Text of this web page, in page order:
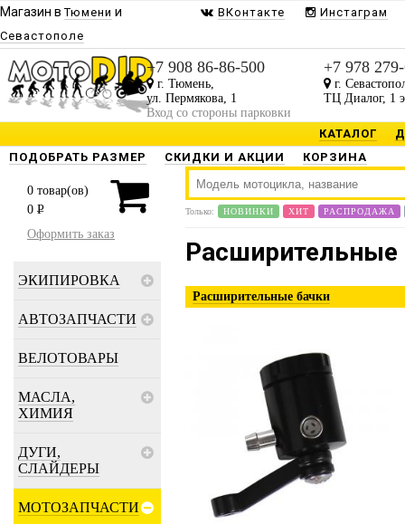
Магазин вТюмени и
Севастополе
ВКонтакте Инстаграм
+7 908 86-86-500
г. Тюмень,
ул. Пермякова, 1
Вход со стороны парковки
+7 978
г.
ТЦ Диалог, 1
КАТАЛОГ
ПОДОБРАТЬ РАЗМЕР
СКИДКИ И АКЦИИ КОРЗИНА
0 товар(ов)
0 P
Оформить заказ
ЭКИПИРОВКА
АВТОЗАПЧАСТИ
ВЕЛОТОВАРЫ
МАСЛА,
ХИМИЯ
ДУГИ,
СЛАЙДЕРЫ
МОТОЗАПЧАСТИ
Только: НОВИНКИ ХИТ РАСПРОДАЖА
Расширительные
Расширительные бачки